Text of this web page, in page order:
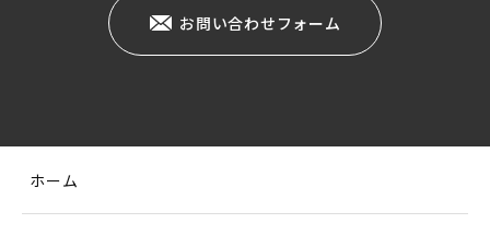
お問い合わせフォーム
ホーム